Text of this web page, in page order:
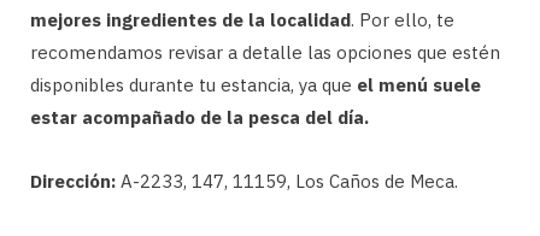
mejores ingredientes de la localidad. Por ello, te
recomendamos revisar a detalle las opciones que estén
disponibles durante tu estancia, ya que el menú suele
estar acompañado de la pesca del día.
Dirección: A-2233, 147, 11159, Los Caños de Meca.